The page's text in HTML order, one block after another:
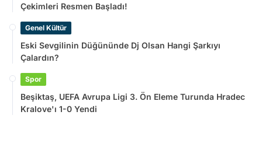
Çekimleri Resmen Başladı!
Genel Kültür
Eski Sevgilinin Düğününde Dj Olsan Hangi Şarkıyı
Çalardın?
Spor
Beşiktaş, UEFA Avrupa Ligi 3. Ön Eleme Turunda Hradec
Kralove'ı 1-0 Yendi